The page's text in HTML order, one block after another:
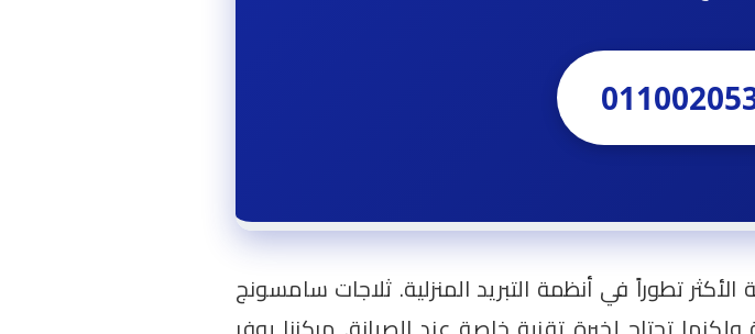
الأكثر تطوراً في أنظمة التبريد المنزلية. ثلاجات سامسونج